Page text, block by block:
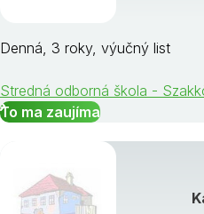
Denná, 3 roky, výučný list
Stredná odborná škola -
To ma zaujíma